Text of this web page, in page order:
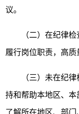
议。
（二）在纪律检
履行岗位职责，高质
（三）未在纪律
持和帮助本地区、本